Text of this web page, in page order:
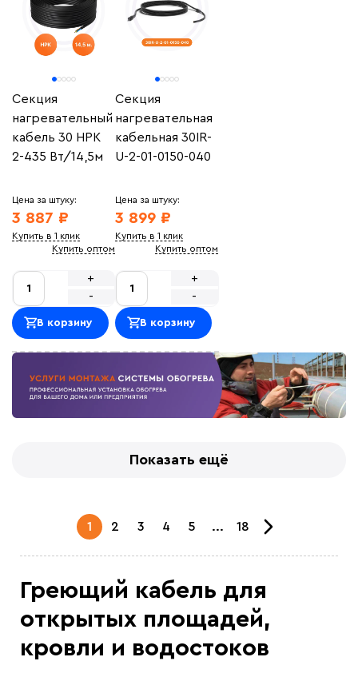
Секция
нагревательный
кабель 30 НРК
2-435 Вт/14,5м
Цена за штуку:
3 887 ₽
Купить в 1 клик
Купить оптом
-
+
В корзину
Секция
нагревательная
кабельная 30IR-
U-2-01-0150-040
Цена за штуку:
3 899 ₽
Купить в 1 клик
Купить оптом
-
+
В корзину
Показать ещё
1 2 3 4 5 ... 18
Греющий кабель для
открытых площадей,
кровли и водостоков